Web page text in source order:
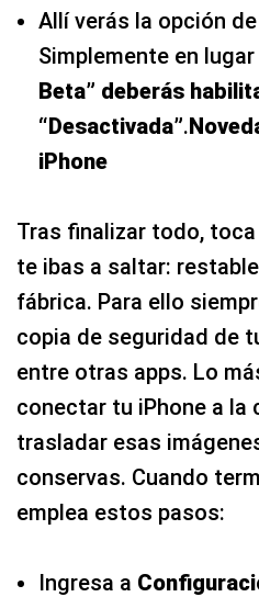
Allí verás la opción
Simplemente en
Beta” deberás
“Desactivada”.
iPhone
Tras finalizar todo,
te ibas a saltar:
fábrica. Para ello
copia de seguridad de
entre otras apps. Lo
conectar tu iPhone a la
trasladar esas
conservas. Cuando
emplea estos pasos:
Ingresa a